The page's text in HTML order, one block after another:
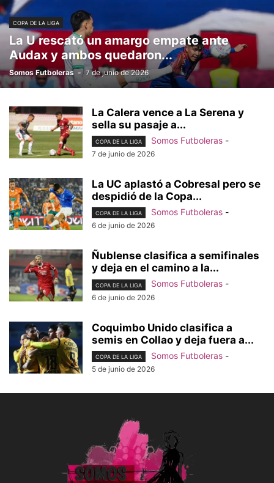
COPA DE LA LIGA
La U rescató un amargo empate ante
Audax y ambos quedaron...
Somos Futboleras - 7 de junio de 2026
La Calera vence a La Serena y
sella su pasaje a...
COPA DE LA LIGA Somos Futboleras -
7 de junio de 2026
La UC aplastó a Cobresal pero se
despidió de la Copa...
COPA DE LA LIGA Somos Futboleras -
6 de junio de 2026
Ñublense clasifica a semifinales
y deja en el camino a la...
COPA DE LA LIGA Somos Futboleras -
6 de junio de 2026
Coquimbo Unido clasifica a
semis en Collao y deja fuera a...
COPA DE LA LIGA Somos Futboleras -
5 de junio de 2026